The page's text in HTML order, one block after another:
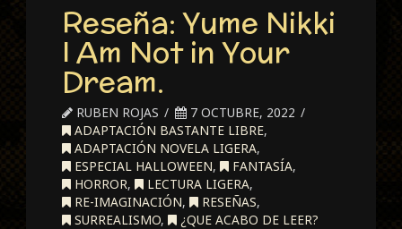
Reseña: Yume Nikki
I Am Not in Your
Dream.
RUBEN ROJAS
7 OCTUBRE, 2022
ADAPTACIÓN BASTANTE LIBRE,
ADAPTACIÓN NOVELA LIGERA,
ESPECIAL HALLOWEEN, FANTASÍA,
HORROR, LECTURA LIGERA,
RE-IMAGINACIÓN, RESEÑAS,
SURREALISMO, ¿QUE ACABO DE LEER?